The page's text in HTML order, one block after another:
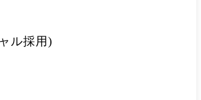
ル採用)